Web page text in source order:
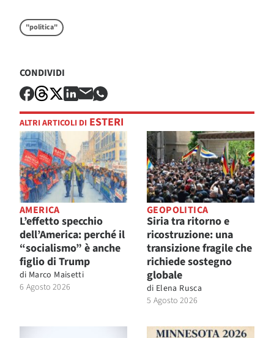
"politica"
CONDIVIDI
ALTRI ARTICOLI DI ESTERI
AMERICA
L’effetto specchio
dell’America: perché il
“socialismo” è anche
figlio di Trump
di Marco Maisetti
6 Agosto 2026
GEOPOLITICA
Siria tra ritorno e
ricostruzione: una
transizione fragile che
richiede sostegno
globale
di Elena Rusca
5 Agosto 2026